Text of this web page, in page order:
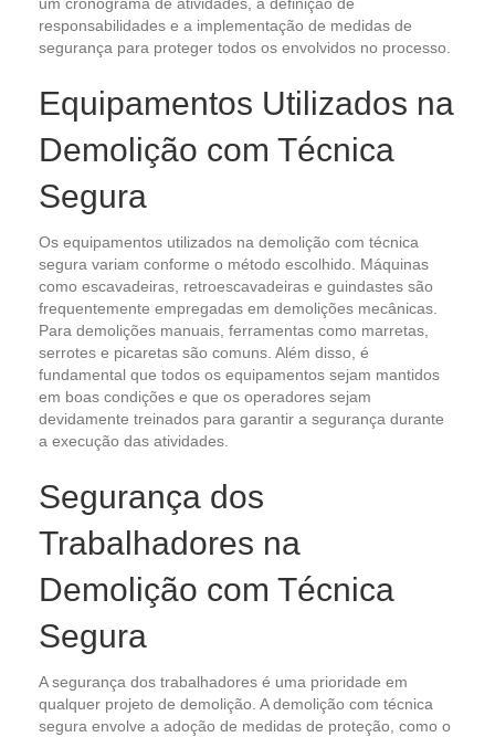
responsabilidades e a implementação de medidas de
segurança para proteger todos os envolvidos no processo.
Equipamentos Utilizados na
Demolição com Técnica
Segura
Os equipamentos utilizados na demolição com técnica
segura variam conforme o método escolhido. Máquinas
como escavadeiras, retroescavadeiras e guindastes são
frequentemente empregadas em demolições mecânicas.
Para demolições manuais, ferramentas como marretas,
serrotes e picaretas são comuns. Além disso, é
fundamental que todos os equipamentos sejam mantidos
em boas condições e que os operadores sejam
devidamente treinados para garantir a segurança durante
a execução das atividades.
Segurança dos
Trabalhadores na
Demolição com Técnica
Segura
A segurança dos trabalhadores é uma prioridade em
qualquer projeto de demolição. A demolição com técnica
segura envolve a adoção de medidas de proteção, como o